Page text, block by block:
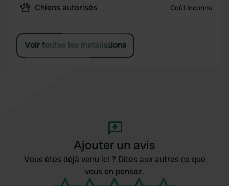
Chiens autorisés Coût inconnu
Voir toutes les installations
Ajouter un avis
Vous êtes déjà venu ici ? Dites aux autres ce que
vous en pensez.